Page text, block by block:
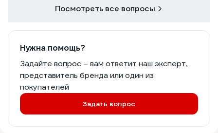
Посмотреть все вопросы
Нужна помощь?
Задайте вопрос – вам ответит наш эксперт,
представитель бренда или один из
покупателей
Задать вопрос